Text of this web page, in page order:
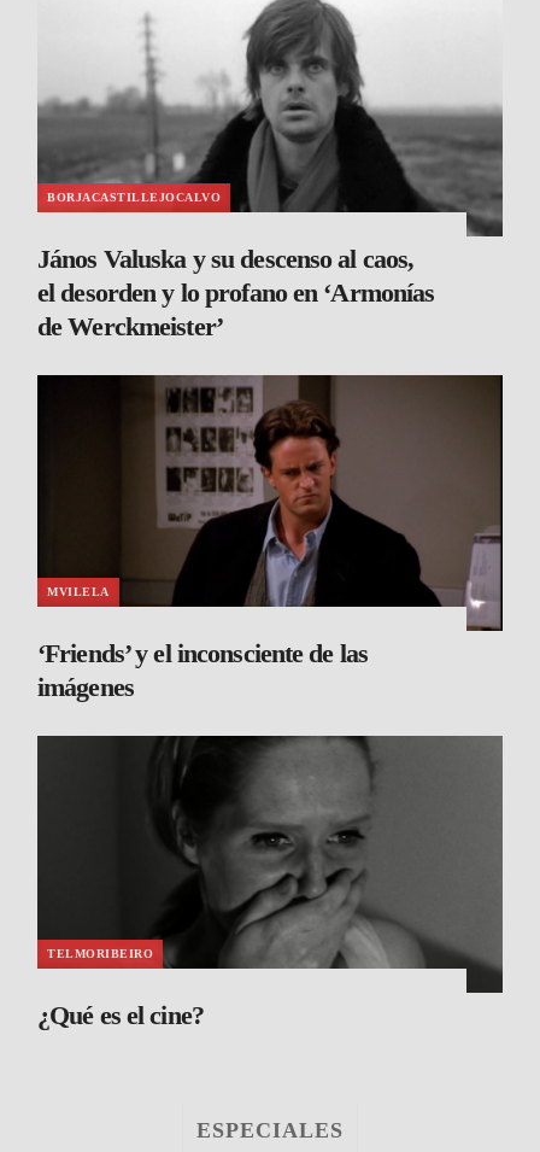
BORJACASTILLEJOCALVO
János Valuska y su descenso al caos,
el desorden y lo profano en ‘Armonías
de Werckmeister’
MVILELA
‘Friends’ y el inconsciente de las
imágenes
TELMORIBEIRO
¿Qué es el cine?
ESPECIALES